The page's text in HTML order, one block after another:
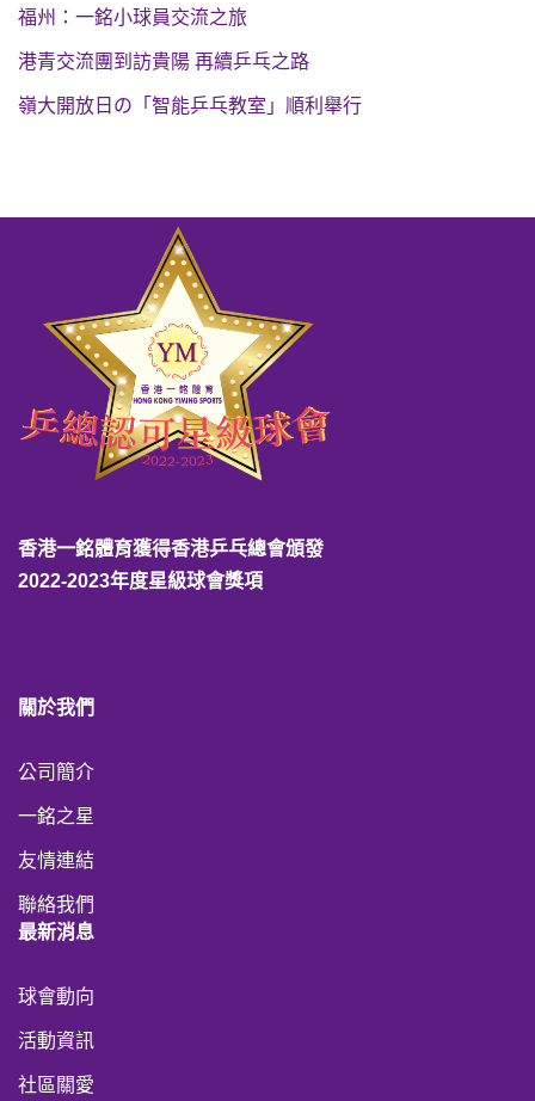
福州：一銘小球員交流之旅
港青交流團到訪貴陽 再續乒乓之路
嶺大開放日の「智能乒乓教室」順利舉行
香港一銘體育獲得香港乒乓總會頒發
2022-2023年度星級球會獎項
關於我們
公司簡介
一銘之星
友情連結
聯絡我們
最新消息
球會動向
活動資訊
社區關愛